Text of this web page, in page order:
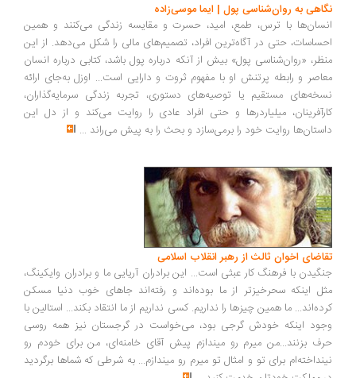
به روان‌شناسی پول | ایما موسی‌زاده
با ترس، طمع، امید، حسرت و مقایسه زندگی می‌کنند و همین
حتی در آگاه‌ترین افراد، تصمیم‌های مالی را شکل می‌دهد. از این
«روان‌شناسی پول» بیش از آنکه درباره پول باشد، کتابی درباره انسان
و رابطه پرتنش او با مفهوم ثروت و دارایی است... اوزل به‌جای ارائه
مستقیم یا توصیه‌های دستوری، تجربه زندگی سرمایه‌گذاران،
میلیاردرها و حتی افراد عادی را روایت می‌کند و از دل این
روایت خود را برمی‌سازد و بحث را به پیش می‌راند ...
اخوان ثالث از رهبر انقلاب اسلامی
با فرهنگ کار عبثی است... این برادران آریایی ما و برادران وایکینگ،
اینکه سحرخیزتر از ما بوده‌اند و رفته‌اند جاهای خوب دنیا مسکن
ما همین چیزها را نداریم. کسی نداریم از ما انتقاد بکند... استالین با
اینکه خودش گرجی بود، می‌خواست در گرجستان نیز همه روسی
بزنند...من میرم رو میندازم پیش آقای خامنه‌ای، من برای خودم رو
برای تو و امثال تو میرم رو میندازم... به شرطی که شماها برگردید